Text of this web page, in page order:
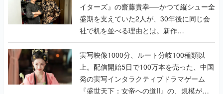
イターズ』の齋藤貴幸──かつて縦シュー全
盛期を支えていた2人が、30年後に同じ会
社で机を並べる理由とは。新作
『TATSUJIN EXTREME』で初タッグを組
んだレジェンド2人に訊く開発秘話
実写映像1000分、ルート分岐100種類以
上。配信開始5日で100万本を売った、中国
発の実写インタラクティブドラマゲーム
『盛世天下：女帝への道II』の、規模が違